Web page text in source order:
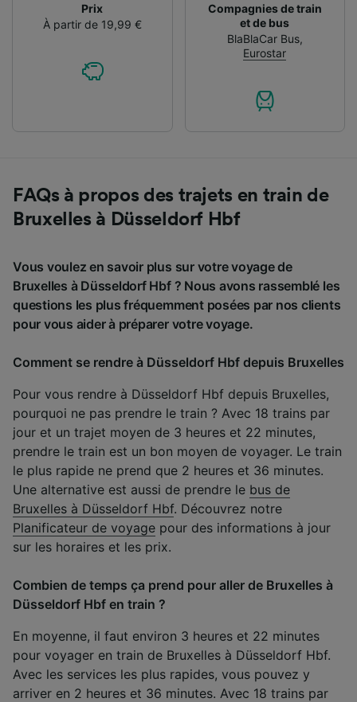
Prix
À partir de 19,99 €
Compagnies de train
et de bus
BlaBlaCar Bus,
Eurostar
FAQs à propos des trajets en train de
Bruxelles à Düsseldorf Hbf
Vous voulez en savoir plus sur votre voyage de
Bruxelles à Düsseldorf Hbf ? Nous avons rassemblé les
questions les plus fréquemment posées par nos clients
pour vous aider à préparer votre voyage.
Comment se rendre à Düsseldorf Hbf depuis Bruxelles
Pour vous rendre à Düsseldorf Hbf depuis Bruxelles,
pourquoi ne pas prendre le train ? Avec 18 trains par
jour et un trajet moyen de 3 heures et 22 minutes,
prendre le train est un bon moyen de voyager. Le train
le plus rapide ne prend que 2 heures et 36 minutes.
Une alternative est aussi de prendre le bus de
Bruxelles à Düsseldorf Hbf. Découvrez notre
Planificateur de voyage pour des informations à jour
sur les horaires et les prix.
Combien de temps ça prend pour aller de Bruxelles à
Düsseldorf Hbf en train ?
En moyenne, il faut environ 3 heures et 22 minutes
pour voyager en train de Bruxelles à Düsseldorf Hbf.
Avec les services les plus rapides, vous pouvez y
arriver en 2 heures et 36 minutes. Avec 18 trains par